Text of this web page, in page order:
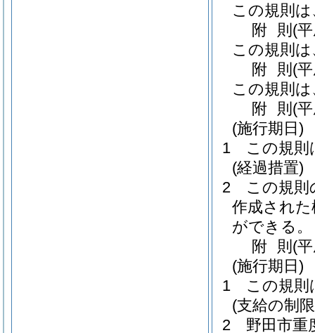
この規則
附 則 (
この規則
附 則 (
この規則
附 則 (
(施行期日)
1
この規則
(経過措置)
2
この規則
作成され
ができる。
附 則 (
(施行期日)
1
この規則
(支給の制
2
野田市重